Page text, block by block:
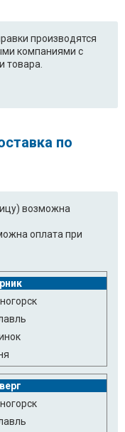
производятся
компаниями с
товара.
по
возможна
оплата при